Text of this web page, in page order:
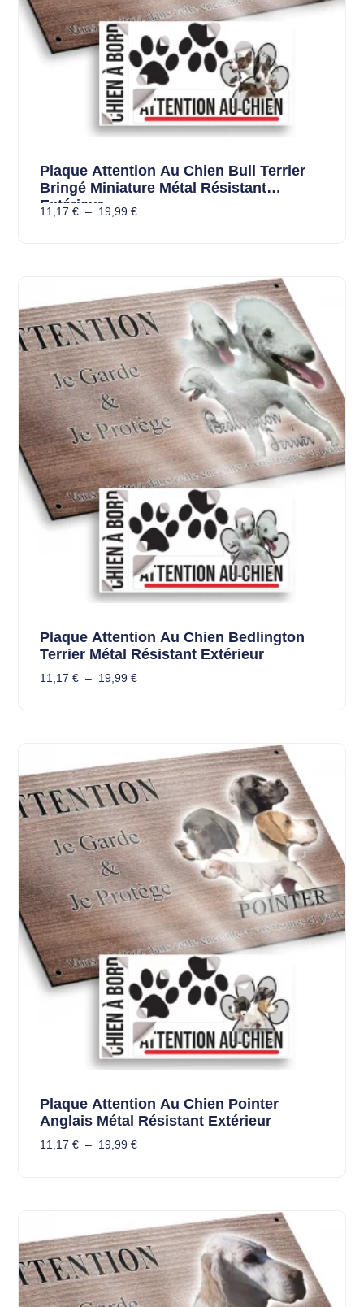
Plaque Attention Au Chien Bull Terrier
Bringé Miniature Métal Résistant
Extérieur
11,17 € – 19,99 €
Plaque Attention Au Chien Bedlington
Terrier Métal Résistant Extérieur
11,17 € – 19,99 €
Plaque Attention Au Chien Pointer
Anglais Métal Résistant Extérieur
11,17 € – 19,99 €